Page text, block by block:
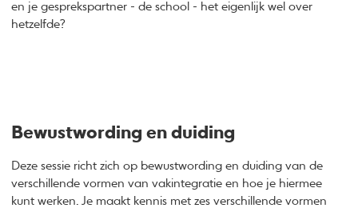
en je gesprekspartner - de school - het eigenlijk wel over
hetzelfde?
Bewustwording en duiding
Deze sessie richt zich op bewustwording en duiding van de
verschillende vormen van vakintegratie en hoe je hiermee
kunt werken. Je maakt kennis met zes verschillende vormen